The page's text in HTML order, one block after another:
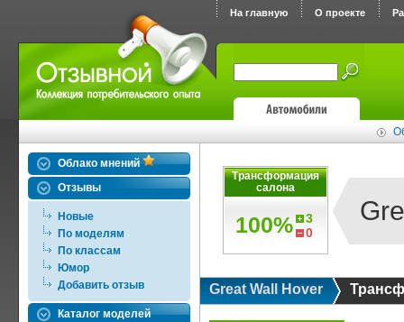
На главную О проекте
Облако мнений
Отзывы
Новые
По моделям
По классам
Юмор
Добавить отзыв
Каталог моделей
Трансформация
салона
100%
3
0
Great Wall Hover